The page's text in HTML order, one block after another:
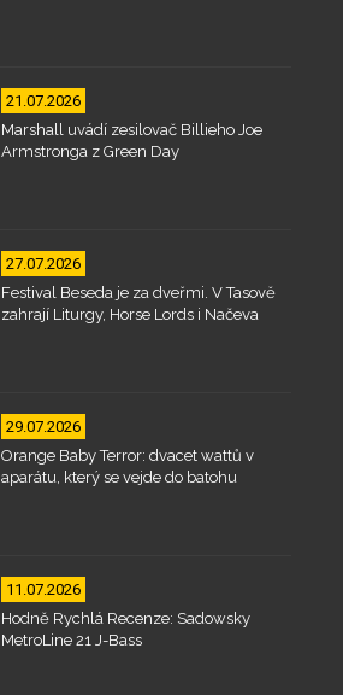
21.07.2026
Marshall uvádí zesilovač Billieho Joe
Armstronga z Green Day
27.07.2026
Festival Beseda je za dveřmi. V Tasově
zahrají Liturgy, Horse Lords i Načeva
29.07.2026
Orange Baby Terror: dvacet wattů v
aparátu, který se vejde do batohu
11.07.2026
Hodně Rychlá Recenze: Sadowsky
MetroLine 21 J-Bass